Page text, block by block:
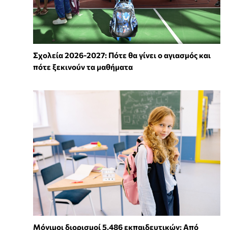
Σχολεία 2026-2027: Πότε θα γίνει ο αγιασμός και
πότε ξεκινούν τα μαθήματα
Μόνιμοι διορισμοί 5.486 εκπαιδευτικών: Από